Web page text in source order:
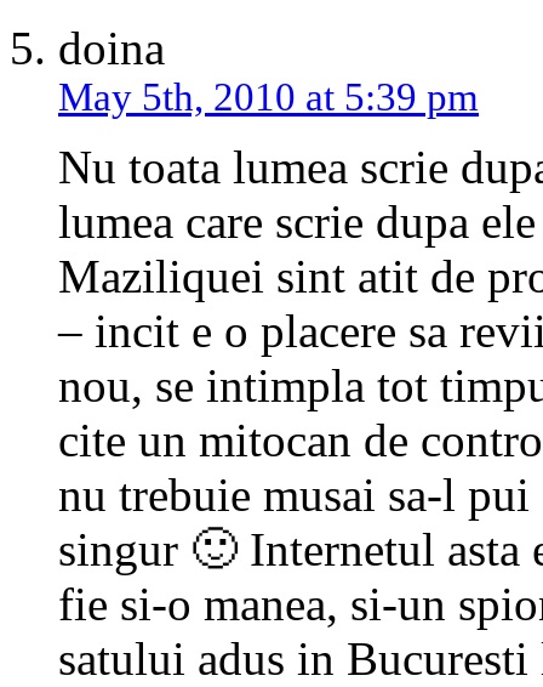
doina
May 5th, 2010 at 5:39 pm
Nu toata lumea scrie
lumea care scrie dupa
Maziliquei sint atit de
– incit e o placere sa
nou, se intimpla tot
cite un mitocan de
nu trebuie musai sa-l
singur 🙂 Internetul asta
fie si-o manea, si-un
satului adus in Bucuresti